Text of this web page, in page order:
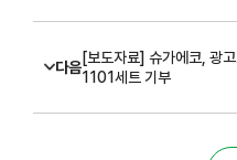
다음
[보도자료] 슈가에코, 광
1101세트 기부